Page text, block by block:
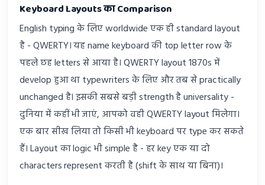
Keyboard Layouts का Comparison
English typing के लिए worldwide एक ही standard layout
है - QWERTY। यह name keyboard की top letter row के
पहले छह letters से आया है। QWERTY layout 1870s में
develop हुआ था typewriters के लिए और तब से practically
unchanged है। इसकी सबसे बड़ी strength है universality -
दुनिया में कहीं भी जाएं, आपको वही QWERTY layout मिलेगा।
एक बार सीख लिया तो किसी भी keyboard पर type कर सकते
हैं। Layout का logic भी simple है - हर key एक या दो
characters represent करती है (shift के साथ या बिना)।